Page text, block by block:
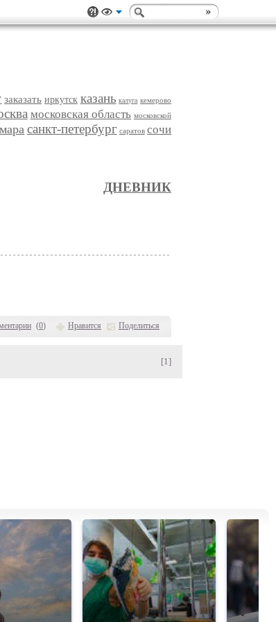
заказать иркутск казань калуга кемерово
московская область московской
санкт-петербург саратов сочи
(0) Нравится Поделиться
ДНЕВНИК
[1]